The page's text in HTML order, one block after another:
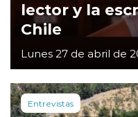
lector y la
Chile
Lunes 27 de abril de
Entrevistas